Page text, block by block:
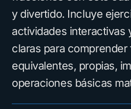
y divertido. Incluye
actividades interactivas
claras para
equivalentes, propias,
operaciones básicas